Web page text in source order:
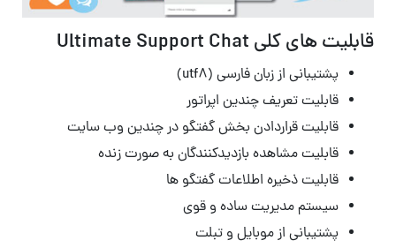
قابلیت های کلی Ultimate Support Chat
پشتیبانی از زبان فارسی (utf8)
قابلیت تعریف چندین اپراتور
قابلیت قراردادن بخش گفتگو در چندین وب سایت
قابلیت مشاهده بازدیدکنندگان به صورت زنده
قابلیت ذخیره اطلاعات گفتگو ها
سیستم مدیریت ساده و قوی
پشتیبانی از موبایل و تبلت